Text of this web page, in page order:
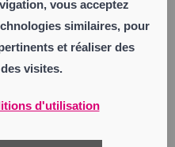
vous acceptez
similaires, pour
et réaliser des
visites.
d'utilisation
retrouvez dans l'agenda
du 19 au 24 janvier 2026
culturels, sociau...